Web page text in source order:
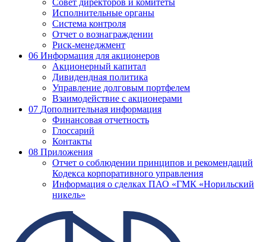
Исполнительные органы
Система контроля
Отчет о вознаграждении
Риск-менеджмент
06 Информация для акционеров
Акционерный капитал
Дивидендная политика
Управление долговым портфелем
Взаимодействие с акционерами
07 Дополнительная информация
Финансовая отчетность
Глоссарий
Контакты
08 Приложения
Отчет о соблюдении принципов и рекомендаций
Кодекса корпоративного управления
Информация о сделках ПАО «ГМК «Норильский
никель»